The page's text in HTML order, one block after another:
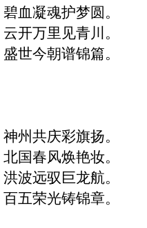
血凝魂护梦圆。
开万里见青川。
世今朝谱锦篇。
州共庆彩旗扬。
国春风焕艳妆。
波远驭巨龙航。
五荣光铸锦章。